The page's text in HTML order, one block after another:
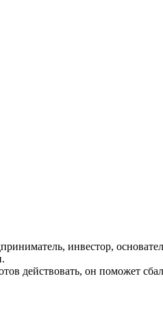
инвестор,
действовать, он поможет